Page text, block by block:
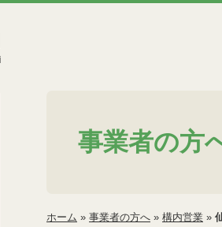
事業者の方
ホーム » 事業者の方へ » 構内営業 »